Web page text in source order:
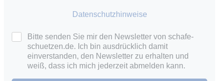
Datenschutzhinweise
Bitte senden Sie mir den Newsletter von schafe-
schuetzen.de. Ich bin ausdrücklich damit
einverstanden, den Newsletter zu erhalten und
weiß, dass ich mich jederzeit abmelden kann.